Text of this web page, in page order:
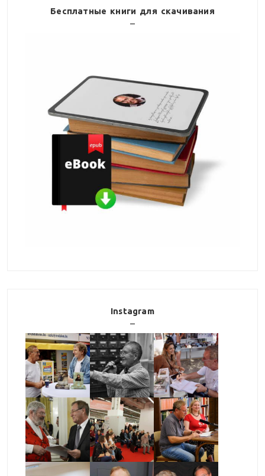
Бесплатные книги для скачивания
Instagram